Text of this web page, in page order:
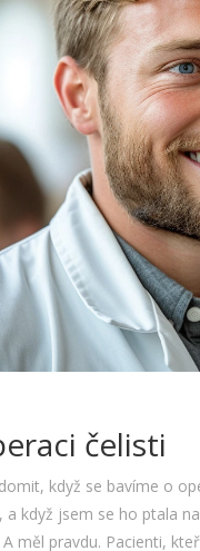
čelisti
když se bavíme o
a když jsem se ho ptala
měl pravdu. Pacienti,